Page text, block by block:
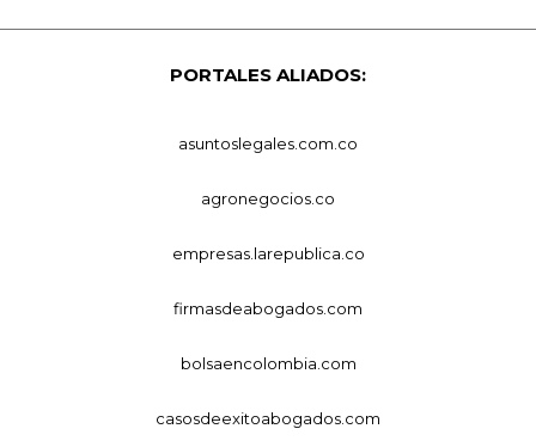
PORTALES ALIADOS:
asuntoslegales.com.co
agronegocios.co
empresas.larepublica.co
firmasdeabogados.com
bolsaencolombia.com
casosdeexitoabogados.com